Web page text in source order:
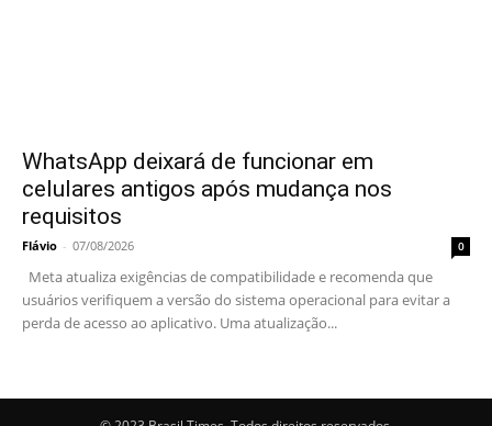
WhatsApp deixará de funcionar em
celulares antigos após mudança nos
requisitos
Flávio - 07/08/2026 0
Meta atualiza exigências de compatibilidade e recomenda que
usuários verifiquem a versão do sistema operacional para evitar a
perda de acesso ao aplicativo. Uma atualização...